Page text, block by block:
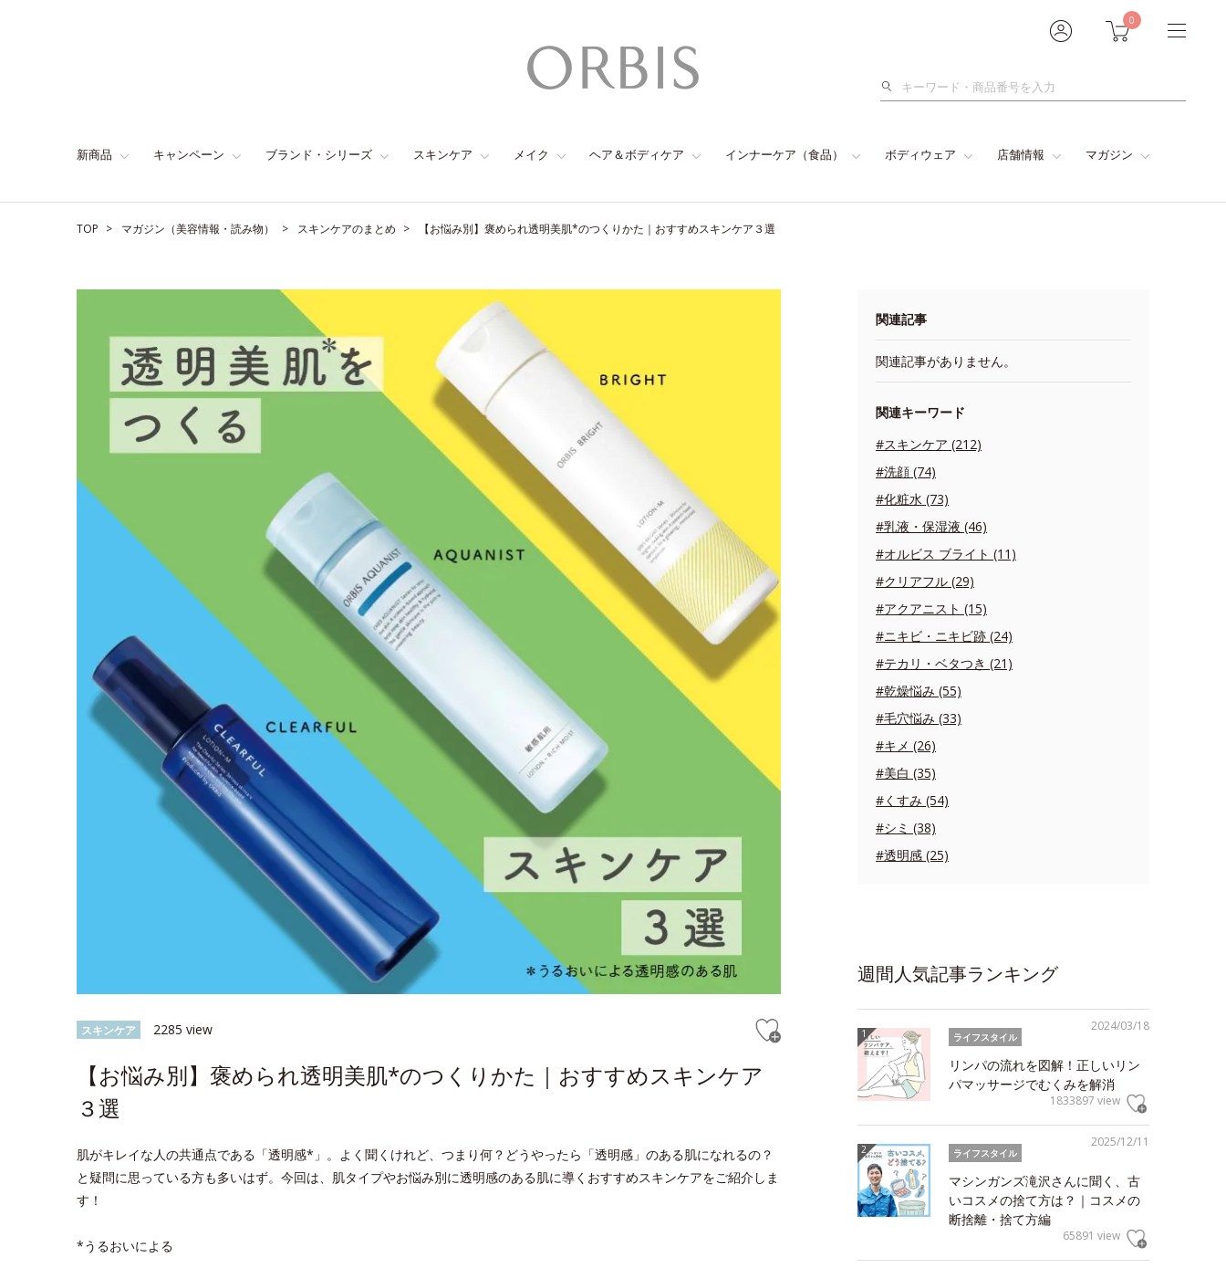
0
検
新商品 キャンペーン ブランド・シリーズ スキンケア メイク ヘア＆ボディケア インナーケア（食品） ボディウェア 店舗情報 マガジン
TOP マガジン（美容情報・読み物） スキンケアのまとめ 【お悩み別】褒められ透明美肌*のつくりかた｜おすすめスキンケア３選
スキンケア 2285 view
【お悩み別】褒められ透明美肌*のつくりかた｜おすすめスキンケア
３選
肌がキレイな人の共通点である「透明感*」。よく聞くけれど、つまり何？どうやったら「透明感」のある肌になれるの？
と疑問に思っている方も多いはず。今回は、肌タイプやお悩み別に透明感のある肌に導くおすすめスキンケアをご紹介しま
す！
*うるおいによる
関連記事
関連記事がありません。
関連キーワード
#スキンケア (212)
#洗顔 (74)
#化粧水 (73)
#乳液・保湿液 (46)
#オルビス ブライト (11)
#クリアフル (29)
#アクアニスト (15)
#ニキビ・ニキビ跡 (24)
#テカリ・ベタつき (21)
#乾燥悩み (55)
#毛穴悩み (33)
#キメ (26)
#美白 (35)
#くすみ (54)
#シミ (38)
#透明感 (25)
週間人気記事ランキング
2024/03/18
ライフスタイル
リンパの流れを図解！正しいリン
パマッサージでむくみを解消
1833897 view
2025/12/11
ライフスタイル
マシンガンズ滝沢さんに聞く、古
いコスメの捨て方は？｜コスメの
断捨離・捨て方編
65891 view